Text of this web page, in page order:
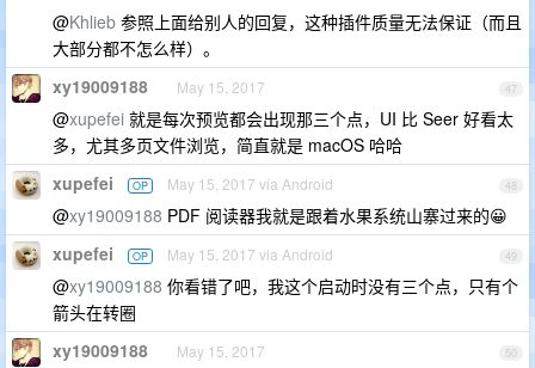
@Khlieb 参照上面给别人的回复，这种插件质量无法保证（而且
大部分都不怎么样）。
47
xy19009188 May 15, 2017
@xupefei 就是每次预览都会出现那三个点，UI 比 Seer 好看太
多，尤其多页文件浏览，简直就是 macOS 哈哈
48
xupefei OP May 15, 2017 via Android
@xy19009188 PDF 阅读器我就是跟着水果系统山寨过来的😀
49
xupefei OP May 15, 2017 via Android
@xy19009188 你看错了吧，我这个启动时没有三个点，只有个
箭头在转圈
50
xy19009188 May 15, 2017